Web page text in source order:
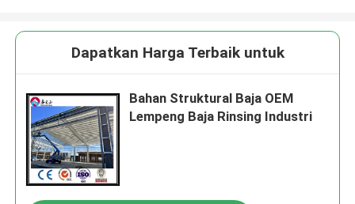
Dapatkan Harga Terbaik untuk
Bahan Struktural Baja OEM
Lempeng Baja Rinsing Industri